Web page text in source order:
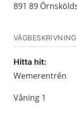
891 89
VÄGBESKRIVNING
Hitta hit:
Wemerentrén
Våning 1